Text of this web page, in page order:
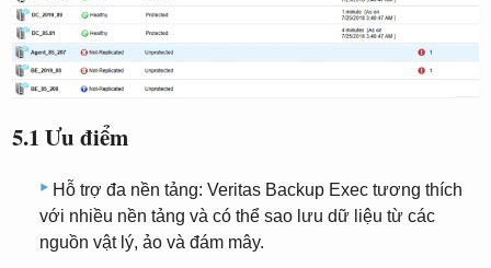
5.1 Ưu điểm
Hỗ trợ đa nền tảng: Veritas Backup Exec tương thích
với nhiều nền tảng và có thể sao lưu dữ liệu từ các
nguồn vật lý, ảo và đám mây.